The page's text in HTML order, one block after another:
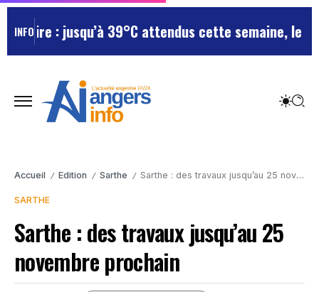
INFO: jusqu’à 39°C attendus cette semaine, le
Accueil / Edition / Sarthe / Sarthe : des travaux jusqu’au 25 novembre prochain
SARTHE
Sarthe : des travaux jusqu’au 25
novembre prochain